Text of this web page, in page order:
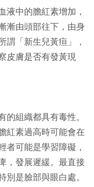
液中的膽紅素增加，
漸由頭部往下，由身
謂「新生兒黃疸」，
皮膚是否有發黃現
組織都具有毒性。
紅素過高時可能會在
者可能是學習障礙，
，發展遲緩。最直接
是臉部與眼白處。